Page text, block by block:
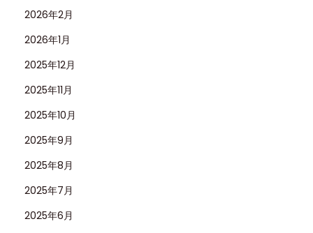
2026年2月
2026年1月
2025年12月
2025年11月
2025年10月
2025年9月
2025年8月
2025年7月
2025年6月